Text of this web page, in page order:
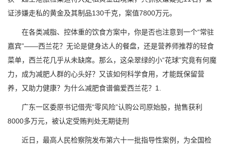
证涉嫌走私的黄金及其制品130千克，案值7800万元。
在各类减脂、控体重的饮食方案中，你是否也注意到一个“常驻
嘉宾”——西兰花？无论是健身达人的餐盘，还是营养师推荐的轻食
菜单，西兰花几乎从未缺席。那么，这朵翠绿的小“花球”究竟有何魔
力，成为减肥人群的心头好？又该如何科学食用，才能既保留营
养，又助力健康？为什么减肥食谱偏爱西兰花？1.
广东一区委原书记借壳“零风险”认购公司原始股，抛售获利
8000多万元，被认定受贿判处无期徒刑
近日，最高人民检察院发布第六十一批指导性案例，为全国检